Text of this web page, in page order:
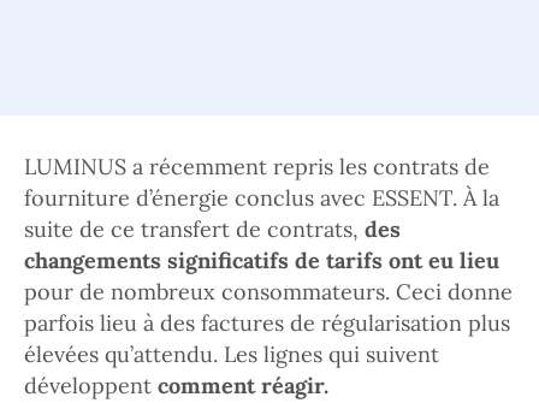
LUMINUS a récemment repris les contrats de
fourniture d’énergie conclus avec ESSENT. À la
suite de ce transfert de contrats, des
changements significatifs de tarifs ont eu lieu
pour de nombreux consommateurs. Ceci donne
parfois lieu à des factures de régularisation plus
élevées qu’attendu. Les lignes qui suivent
développent comment réagir.